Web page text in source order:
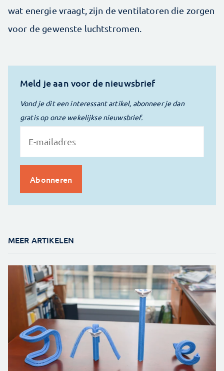
wat energie vraagt, zijn de ventilatoren die zorgen
voor de gewenste luchtstromen.
Meld je aan voor de nieuwsbrief
Vond je dit een interessant artikel, abonneer je dan
gratis op onze wekelijkse nieuwsbrief.
MEER ARTIKELEN